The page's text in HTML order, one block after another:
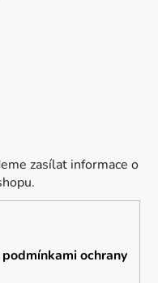
zasílat informace o
podmínkami ochrany